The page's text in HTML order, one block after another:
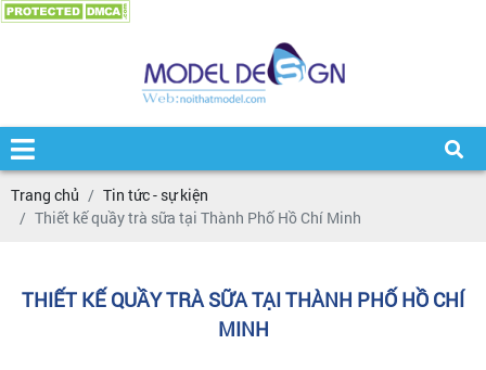
Trang chủ
Tin tức - sự kiện
Thiết kế quầy trà sữa tại Thành Phố Hồ Chí Minh
THIẾT KẾ QUẦY TRÀ SỮA TẠI THÀNH PHỐ HỒ CHÍ
MINH